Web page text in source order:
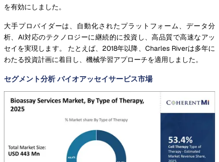
を有効にしました。
大手プロバイダーは、自動化されたプラットフォーム、データ分
析、AI対応のテクノロジーに継続的に投資し、高品質で高速なアッ
セイを実現します。 たとえば、2018年以降、Charles Riverは多年に
わたる投資計画に着目し、機械学習アプローチを適用しました。
セグメント分析 バイオアッセイサービス市場